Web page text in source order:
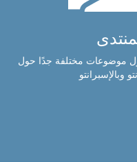
موضوعات مختلفة جدًا حول
وبالإسبرانتو